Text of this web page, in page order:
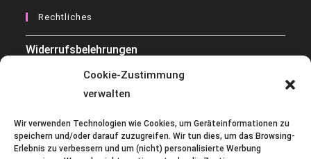
Cookie-Zustimmung
verwalten
Wir verwenden Technologien wie Cookies, um Geräteinformationen zu
speichern und/oder darauf zuzugreifen. Wir tun dies, um das Browsing-
Erlebnis zu verbessern und um (nicht) personalisierte Werbung
Rechtliches
Widerrufsbelehrungen
Datenschutzerklärung
Impressum